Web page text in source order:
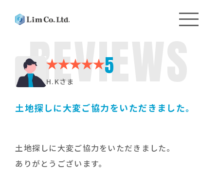
REVIEWS
5
H.Kさま
土地探しに大変ご協力をいただきました。
土地探しに大変ご協力をいただきました。
ありがとうございます。